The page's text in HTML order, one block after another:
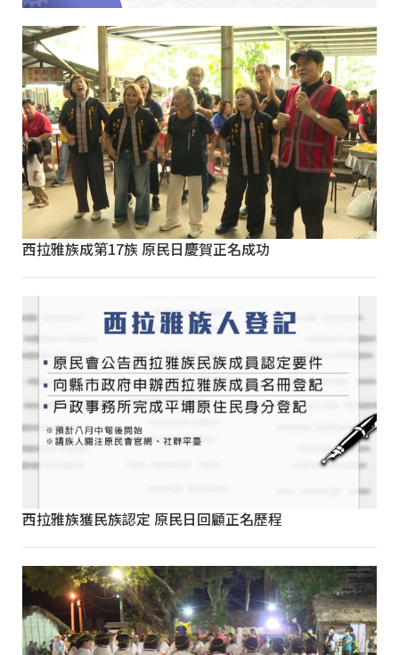
西拉雅族成第17族 原民日慶賀正名成功
西拉雅族獲民族認定 原民日回顧正名歷程